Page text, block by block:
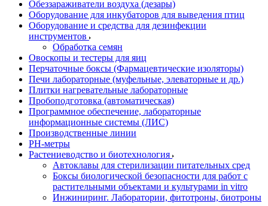
Обеззараживатели воздуха (дезары)
Оборудование для инкубаторов для выведения птиц
Оборудование и средства для дезинфекции
инструментов
Обработка семян
Овоскопы и тестеры для яиц
Перчаточные боксы (Фармацевтические изоляторы)
Печи лабораторные (муфельные, элеваторные и др.)
Плитки нагревательные лабораторные
Пробоподготовка (автоматическая)
Программное обеспечение, лабораторные
информационные системы (ЛИС)
Производственные линии
РH-метры
Растениеводство и биотехнология
Автоклавы для стерилизации питательных сред
Боксы биологической безопасности для работ с
растительными объектами и культурами in vitro
Инжиниринг. Лаборатории, фитотроны, биотроны